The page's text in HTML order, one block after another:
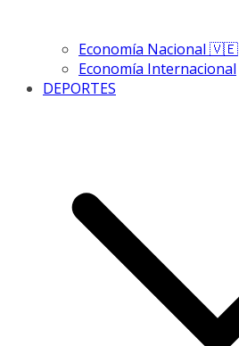
Economía Nacional 🇻🇪
Economía Internacional
DEPORTES